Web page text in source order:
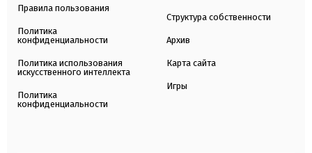
Правила пользования
Политика
конфиденциальности
Политика использования
искусственного интеллекта
Политика
конфиденциальности
Структура собственности
Архив
Карта сайта
Игры